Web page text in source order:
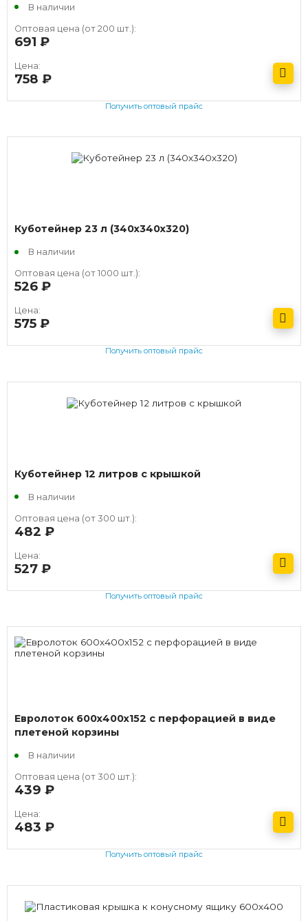
В наличии
Оптовая цена (от 200 шт.):
691
Цена:
758
Получить оптовый прайс
Куботейнер 23 л (340х340х320)
В наличии
Оптовая цена (от 1000 шт.):
526
Цена:
575
Получить оптовый прайс
Куботейнер 12 литров с крышкой
В наличии
Оптовая цена (от 300 шт.):
482
Цена:
527
Получить оптовый прайс
Евролоток 600х400х152 с перфорацией в виде
плетеной корзины
В наличии
Оптовая цена (от 300 шт.):
439
Цена:
483
Получить оптовый прайс